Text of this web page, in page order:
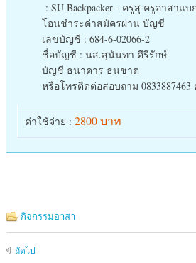
: SU Backpacker - ครูสุ ครูอาสาแบ
โอนชำระค่าสมัครผ่าน บัญชี
เลขบัญชี : 684-6-02066-2
ชื่อบัญชี : นส.สุนันทา คีรีรักษ์
บัญชี ธนาคาร ธนชาต
หรือโทรติดต่อสอบถาม 0833887463
ค่าใช้จ่าย : 2800 บาท
กิจกรรมอาสา
ถัดไป